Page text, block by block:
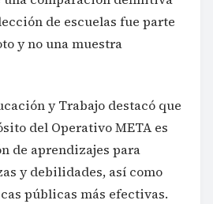
de escuelas fue parte
y no una muestra
y Trabajo destacó que
del Operativo META es
de aprendizajes para
y debilidades, así como
públicas más efectivas.